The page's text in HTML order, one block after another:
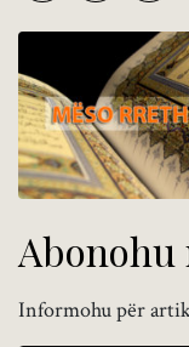
Abonohu
Informohu për